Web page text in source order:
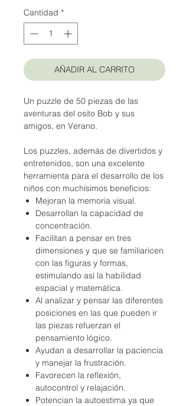
Cantidad *
AÑADIR AL CARRITO
Un puzzle de 50 piezas de las
aventuras del osito Bob y sus
amigos, en Verano.
Los puzzles, además de divertidos y
entretenidos, son una excelente
herramienta para el desarrollo de los
niños con muchísimos beneficios:
Mejoran la memoria visual.
Desarrollan la capacidad de
concentración.
Facilitan a pensar en tres
dimensiones y que se familiaricen
con las figuras y formas,
estimulando así la habilidad
espacial y matemática.
Al analizar y pensar las diferentes
posiciones en las que pueden ir
las piezas refuerzan el
pensamiento lógico.
Ayudan a desarrollar la paciencia
y manejar la frustración.
Favorecen la reflexión,
autocontrol y relajación.
Potencian la autoestima ya que